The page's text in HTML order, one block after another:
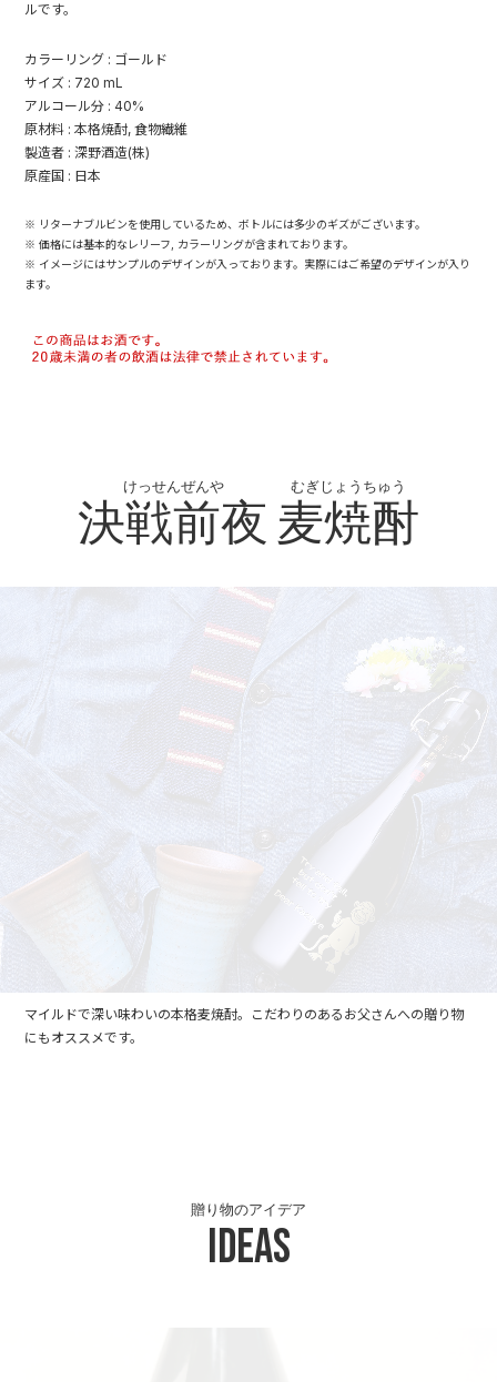
ルです。
カラーリング : ゴールド
サイズ : 720 mL
アルコール分 : 40%
原材料 : 本格焼酎, 食物繊維
製造者 : 深野酒造(株)
原産国 : 日本
※ リターナブルビンを使用しているため、ボトルには多少のギズがございます。
※ 価格には基本的なレリーフ, カラーリングが含まれております。
※ イメージにはサンプルのデザインが入っております。実際にはご希望のデザインが入り
ます。
決戦前夜
けっせんぜんや
麦焼酎
むぎじょうちゅう
マイルドで深い味わいの本格麦焼酎。こだわりのあるお父さんへの贈り物
にもオススメです。
Ideas
贈り物のアイデア